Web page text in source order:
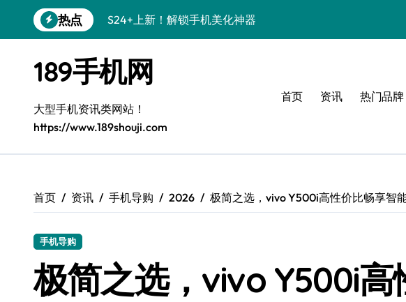
到
热点
S26+颜值暴增！机皇美颜秘籍大公开
Galaxy Z Flip6登场，折叠潮味十足！
三星S26上手必学：个性化美化全攻略
S25美化秘籍：个性潮玩，炫酷一机搞定！
C55 5G焕新秘籍：定制潮流就现在
S25+闪亮登场，这样打扮秒变焦点！
189手机网
大型手机资讯类网站！
https://www.189shouji.com
首页 资讯 热门品牌
首页 资讯 手机导购 2026 极简之选，vivo Y500i高性价比畅享智
手机导购
极简之选，vivo Y500i高